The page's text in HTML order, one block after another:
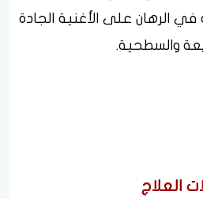
الرهان على الأغنية الجادة
والسطحية.
العلاج